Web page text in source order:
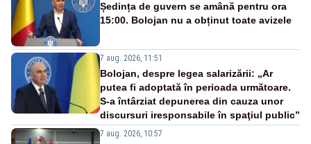
Ședința de guvern se amână pentru ora
15:00. Bolojan nu a obținut toate avizele
7 aug. 2026, 11:51
Bolojan, despre legea salarizării: „Ar
putea fi adoptată în perioada următoare.
S-a întârziat depunerea din cauza unor
discursuri iresponsabile în spaţiul public”
7 aug. 2026, 10:57